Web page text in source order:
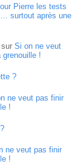
Pierre les tests
surtout après une
Si on ne veut
!
?
ne veut pas finir
!
ne veut pas finir
!